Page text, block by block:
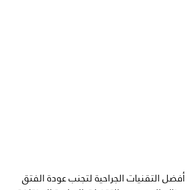
أفضل التقنيات الجراحية لتجنب عودة الفتق